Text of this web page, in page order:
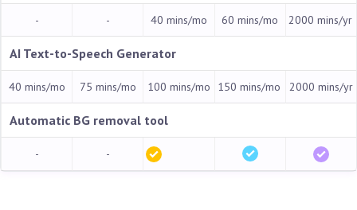
- - 40 mins/mo 60 mins/mo 2000 mins/yr
AI Text-to-Speech Generator
40 mins/mo 75 mins/mo 100 mins/mo 150 mins/mo 2000 mins/yr
Automatic BG removal tool
- -